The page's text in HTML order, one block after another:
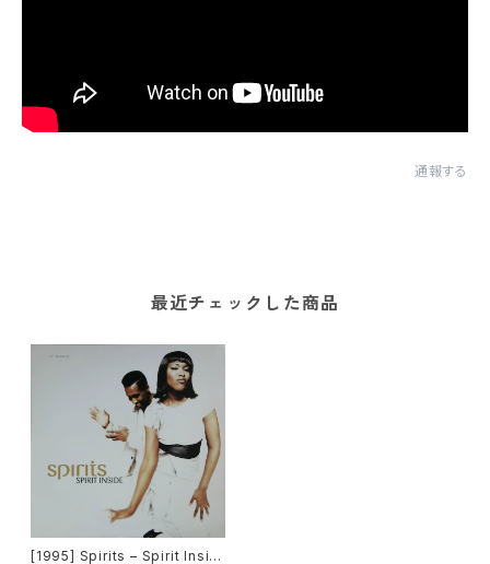
通報する
最近チェックした商品
[1995] Spirits – Spirit Insid